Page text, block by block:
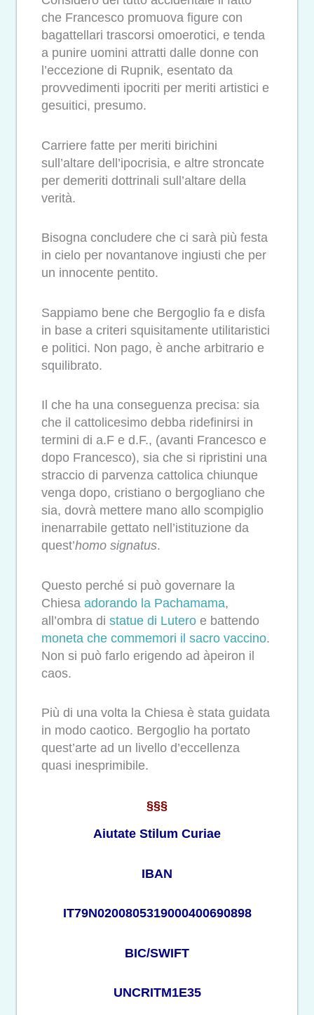
che Francesco promuova figure con
bagattellari trascorsi omoerotici, e tenda
a punire uomini attratti dalle donne con
l’eccezione di Rupnik, esentato da
provvedimenti ipocriti per meriti artistici e
gesuitici, presumo.
Carriere fatte per meriti birichini
sull’altare dell’ipocrisia, e altre stroncate
per demeriti dottrinali sull’altare della
verità.
Bisogna concludere che ci sarà più festa
in cielo per novantanove ingiusti che per
un innocente pentito.
Sappiamo bene che Bergoglio fa e disfa
in base a criteri squisitamente utilitaristici
e politici. Non pago, è anche arbitrario e
squilibrato.
Il che ha una conseguenza precisa: sia
che il cattolicesimo debba ridefinirsi in
termini di a.F e d.F., (avanti Francesco e
dopo Francesco), sia che si ripristini una
straccio di parvenza cattolica chiunque
venga dopo, cristiano o bergogliano che
sia, dovrà mettere mano allo scompiglio
inenarrabile gettato nell’istituzione da
quest’homo signatus.
Questo perché si può governare la
Chiesa adorando la Pachamama,
all’ombra di statue di Lutero e battendo
moneta che commemori il sacro vaccino.
Non si può farlo erigendo ad àpeiron il
caos.
Più di una volta la Chiesa è stata guidata
in modo caotico. Bergoglio ha portato
quest’arte ad un livello d’eccellenza
quasi inesprimibile.
§§§
Aiutate Stilum Curiae
IBAN
IT79N0200805319000400690898
BIC/SWIFT
UNCRITM1E35